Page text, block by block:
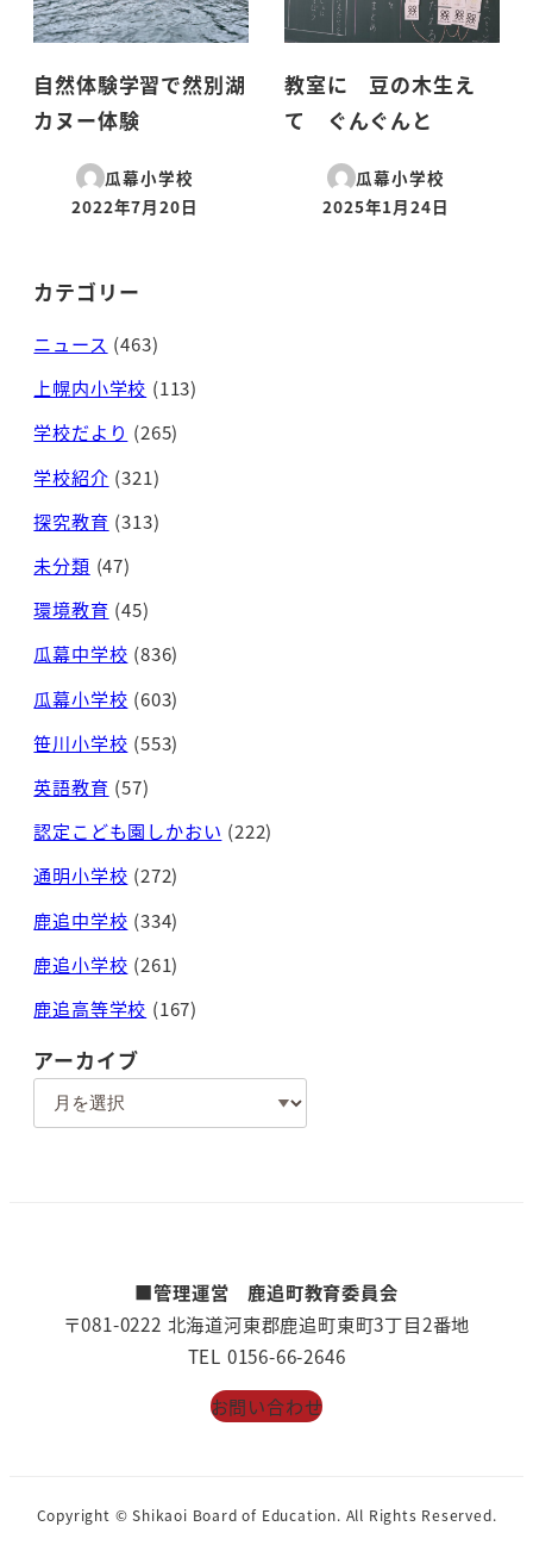
自然体験学習で然別湖
カヌー体験
瓜幕小学校
投稿日
2022年7月20日
教室に 豆の木生え
て ぐんぐんと
瓜幕小学校
投稿日
2025年1月24日
カテゴリー
ニュース (463)
上幌内小学校 (113)
学校だより (265)
学校紹介 (321)
探究教育 (313)
未分類 (47)
環境教育 (45)
瓜幕中学校 (836)
瓜幕小学校 (603)
笹川小学校 (553)
英語教育 (57)
認定こども園しかおい (222)
通明小学校 (272)
鹿追中学校 (334)
鹿追小学校 (261)
鹿追高等学校 (167)
アーカイブ
■管理運営 鹿追町教育委員会
〒081-0222 北海道河東郡鹿追町東町3丁目2番地
TEL 0156-66-2646
お問い合わせ
Copyright © Shikaoi Board of Education. All Rights Reserved.